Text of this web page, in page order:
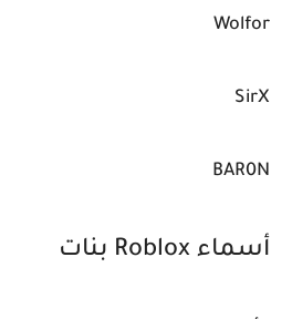
Wolfor
SirX
BAR0N
أسماء Roblox بنات